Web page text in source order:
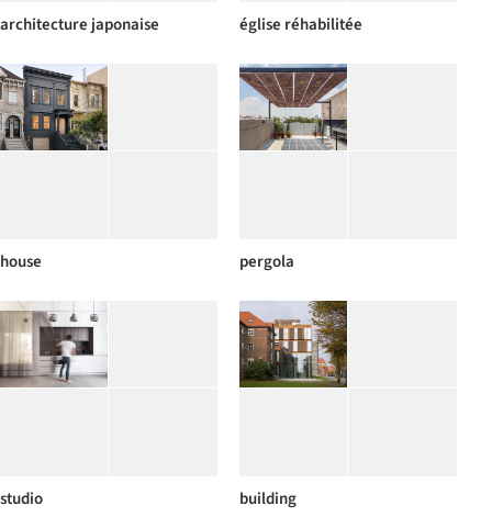
architecture japonaise église réhabilitée
house pergola
studio building